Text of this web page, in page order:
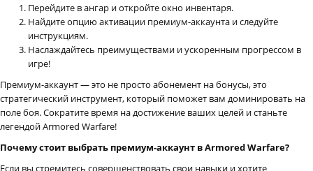
Перейдите в ангар и откройте окно инвентаря.
Найдите опцию активации премиум-аккаунта и следуйте
инструкциям.
Наслаждайтесь преимуществами и ускоренным прогрессом в
игре!
Премиум-аккаунт — это не просто абонемент на бонусы, это
стратегический инструмент, который поможет вам доминировать на
поле боя. Сократите время на достижение ваших целей и станьте
легендой Armored Warfare!
Почему стоит выбрать премиум-аккаунт в Armored Warfare?
Если вы стремитесь совершенствовать свои навыки и хотите